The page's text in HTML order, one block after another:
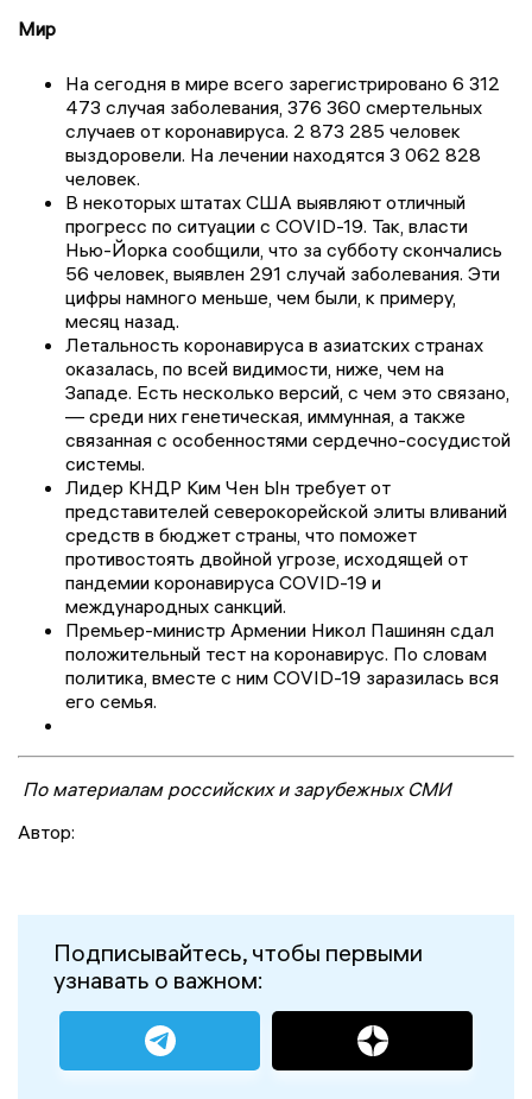
Мир
На сегодня в мире всего зарегистрировано 6 312
473 случая заболевания, 376 360 смертельных
случаев от коронавируса. 2 873 285 человек
выздоровели. На лечении находятся 3 062 828
человек.
В некоторых штатах США выявляют отличный
прогресс по ситуации с COVID-19. Так, власти
Нью-Йорка сообщили, что за субботу скончались
56 человек, выявлен 291 случай заболевания. Эти
цифры намного меньше, чем были, к примеру,
месяц назад.
Летальность коронавируса в азиатских странах
оказалась, по всей видимости, ниже, чем на
Западе. Есть несколько версий, с чем это связано,
— среди них генетическая, иммунная, а также
связанная с особенностями сердечно-сосудистой
системы.
Лидер КНДР Ким Чен Ын требует от
представителей северокорейской элиты вливаний
средств в бюджет страны, что поможет
противостоять двойной угрозе, исходящей от
пандемии коронавируса COVID-19 и
международных санкций.
Премьер-министр Армении Никол Пашинян сдал
положительный тест на коронавирус. По словам
политика, вместе с ним COVID-19 заразилась вся
его семья.
По материалам российских и зарубежных СМИ
Автор:
Подписывайтесь, чтобы первыми
узнавать о важном: